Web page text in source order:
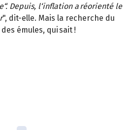
Depuis, l‘inflation a réorienté le
", dit-elle. Mais la recherche du
émules, qui sait !